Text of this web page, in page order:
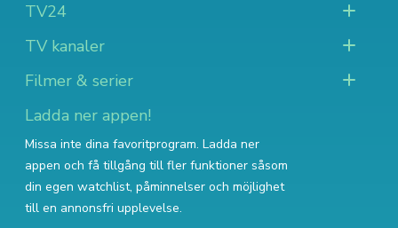
TV24
TV kanaler
Filmer & serier
Ladda ner appen!
Missa inte dina favoritprogram. Ladda ner
appen och få tillgång till fler funktioner såsom
din egen watchlist, påminnelser och möjlighet
till en annonsfri upplevelse.